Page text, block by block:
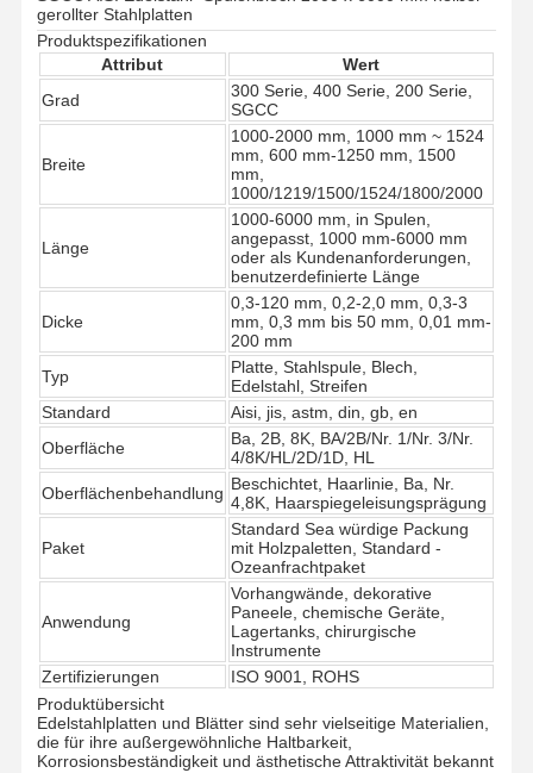
Startseite
gerollter Stahlplatten
Produktspezifikationen
Attribut
Wert
Grad
300 Serie, 400 Serie, 200 Serie,
SGCC
Breite
1000-2000 mm, 1000 mm ~ 1524
mm, 600 mm-1250 mm, 1500
mm,
1000/1219/1500/1524/1800/2000
Länge
1000-6000 mm, in Spulen,
angepasst, 1000 mm-6000 mm
oder als Kundenanforderungen,
benutzerdefinierte Länge
Dicke
0,3-120 mm, 0,2-2,0 mm, 0,3-3
mm, 0,3 mm bis 50 mm, 0,01 mm-
200 mm
Typ
Platte, Stahlspule, Blech,
Edelstahl, Streifen
Standard
Aisi, jis, astm, din, gb, en
Oberfläche
Ba, 2B, 8K, BA/2B/Nr. 1/Nr. 3/Nr.
4/8K/HL/2D/1D, HL
Oberflächenbehandlung Beschichtet, Haarlinie, Ba, Nr.
4,8K, Haarspiegeleisungsprägung
Paket
Standard Sea würdige Packung
mit Holzpaletten, Standard -
Ozeanfrachtpaket
Anwendung
Vorhangwände, dekorative
Paneele, chemische Geräte,
Lagertanks, chirurgische
Instrumente
Zertifizierungen
ISO 9001, ROHS
Produktübersicht
Edelstahlplatten und Blätter sind sehr vielseitige Materialien,
die für ihre außergewöhnliche Haltbarkeit,
Korrosionsbeständigkeit und ästhetische Attraktivität bekannt